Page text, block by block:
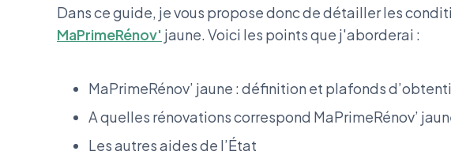
Dans ce guide, je vous propose donc de détailler les
MaPrimeRénov' jaune. Voici les points que j'aborderai :
MaPrimeRénov’ jaune : définition et plafonds
A quelles rénovations correspond MaPrimeRénov’
Les autres aides de l’État